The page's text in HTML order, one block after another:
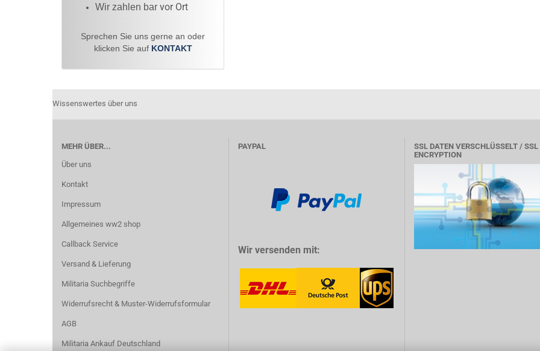
Wir zahlen bar vor Ort
Sprechen Sie uns gerne an oder
klicken Sie auf KONTAKT
Wissenswertes über uns
MEHR ÜBER...
Über uns
Kontakt
Impressum
Allgemeines ww2 shop
Callback Service
Versand & Lieferung
Militaria Suchbegriffe
Widerrufsrecht & Muster-Widerrufsformular
AGB
Militaria Ankauf Deutschland
PAYPAL
Wir versenden mit:
SSL DATEN VERSCHLÜSSELT / SSL
ENCRYPTION